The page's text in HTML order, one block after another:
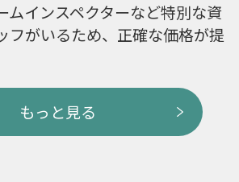
ムインスペクターなど特別な資
フがいるため、正確な価格が提
もっと見る